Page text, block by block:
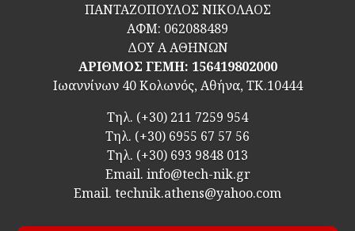
ΠΑΝΤΑΖΟΠΟΥΛΟΣ ΝΙΚΟΛΑΟΣ
ΑΦΜ: 062088489
ΔΟΥ Α ΑΘΗΝΩΝ
ΑΡΙΘΜΟΣ ΓΕΜΗ: 156419802000
Ιωαννίνων 40 Κολωνός, Αθήνα, ΤΚ.10444
Τηλ. (+30) 211 7259 954
Τηλ. (+30) 6955 67 57 56
Τηλ. (+30) 693 9848 013
Email. info@tech-nik.gr
Email. technik.athens@yahoo.com